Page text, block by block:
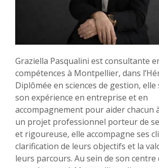
Graziella Pasqualini est consultante
compétences à Montpellier, dans
Diplômée en sciences de gestion, elle
son expérience en entreprise et en
accompagnement pour aider chacun
un projet professionnel porteur de
et rigoureuse, elle accompagne ses
clarification de leurs objectifs et la
leurs parcours. Au sein de son centre